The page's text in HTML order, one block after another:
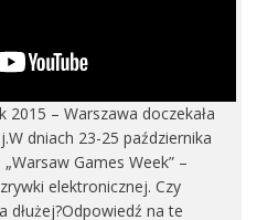
2015 – Warszawa doczekała
dniach 23-25 października
Games Week” –
elektronicznej. Czy
dłużej?Odpowiedź na te